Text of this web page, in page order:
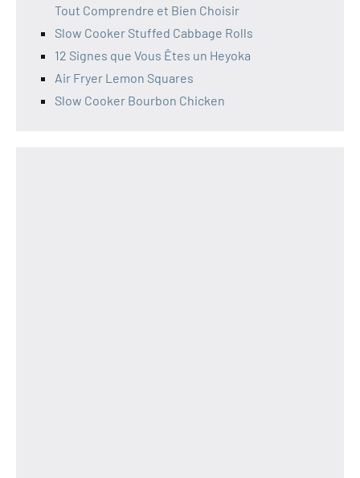
Tout Comprendre et Bien Choisir
Slow Cooker Stuffed Cabbage Rolls
12 Signes que Vous Êtes un Heyoka
Air Fryer Lemon Squares
Slow Cooker Bourbon Chicken